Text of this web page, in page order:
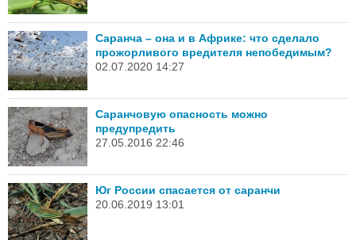
Саранча – она и в Африке: что сделало
прожорливого вредителя непобедимым?
02.07.2020 14:27
Саранчовую опасность можно
предупредить
27.05.2016 22:46
Юг России спасается от саранчи
20.06.2019 13:01